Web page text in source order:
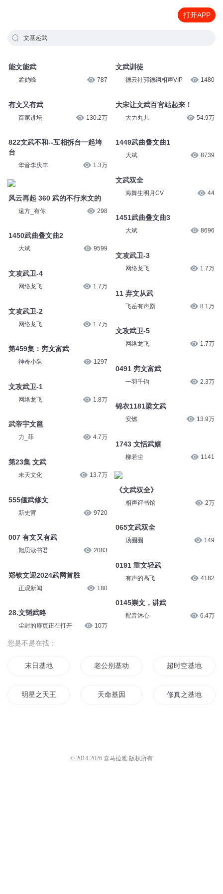
打开APP
文基起武
能文能武
孟鹤峰 787
有文又有武
百家讲坛 130.2万
822文武不和--互相拆台一起垮
台
华音李庆丰 1.3万
风云再起 360 武的不行来文的
遠方_有你 298
1450武曲叠文曲2
大斌 9599
文攻武卫-4
网络龙飞 1.7万
文攻武卫-2
网络龙飞 1.7万
第459集：穷文富武
神奇小队 1297
文攻武卫-1
网络龙飞 1.8万
武帝宇文邕
力_菲 4.7万
第23集 文武
未天文化 13.7万
555偃武修文
新史官 9720
007 有文又有武
旭思读书君 2083
郑钦文迎2024武网首胜
正观新闻 180
28.文韬武略
尘封的扉页正在打开 10万
文武训徒
德云社郭德纲相声VIP 1480
大宋让文武百官站起来！
大力丸儿 54.9万
1449武曲叠文曲1
大斌 8739
文武双全
海舞生明月CV 44
1451武曲叠文曲3
大斌 8696
文攻武卫-3
网络龙飞 1.7万
11 弃文从武
飞岳有声剧 8.1万
文攻武卫-5
网络龙飞 1.7万
0491 穷文富武
一羽千钧 2.3万
锦衣1181梁文武
安燃 13.9万
1743 文恬武嬉
柳若尘 1141
《文武双全》
相声评书馆 2万
065文武双全
汤圈圈 149
0191 重文轻武
有声的高飞 4182
0145崇文，讲武
配音沐心 6.4万
您是不是在找：
末日基地 老公别基动 超时空基地
明星之天王基因 天命基因 修真之基地
© 2014-2026 喜马拉雅 版权所有